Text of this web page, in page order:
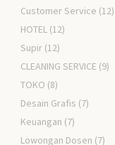
Customer Service (12)
HOTEL (12)
Supir (12)
CLEANING SERVICE (9)
TOKO (8)
Desain Grafis (7)
Keuangan (7)
Lowongan Dosen (7)